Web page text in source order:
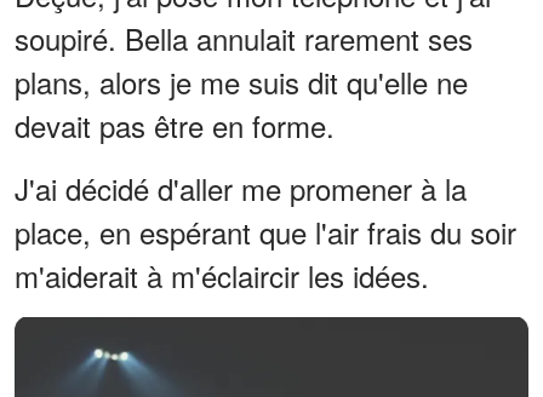
soupiré. Bella annulait rarement ses
plans, alors je me suis dit qu'elle ne
devait pas être en forme.
J'ai décidé d'aller me promener à la
place, en espérant que l'air frais du soir
m'aiderait à m'éclaircir les idées.